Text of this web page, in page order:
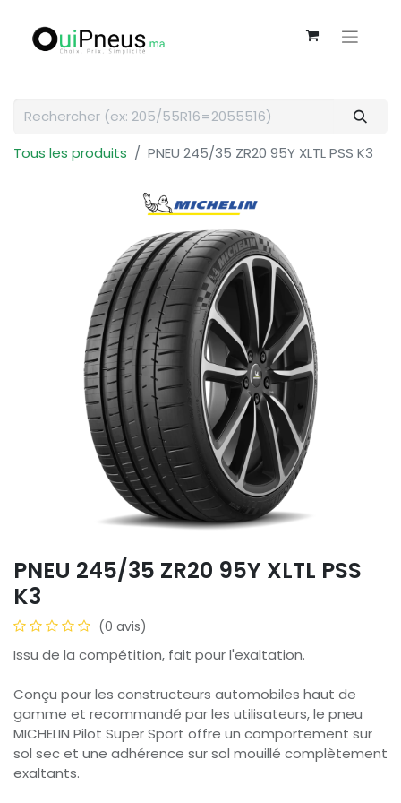
Tous les produits PNEU 245/35 ZR20 95Y XLTL PSS K3
PNEU 245/35 ZR20 95Y XLTL PSS
K3
(0 avis)
Issu de la compétition, fait pour l'exaltation.
Conçu pour les constructeurs automobiles haut de
gamme et recommandé par les utilisateurs, le pneu
MICHELIN Pilot Super Sport offre un comportement sur
sol sec et une adhérence sur sol mouillé complètement
exaltants.